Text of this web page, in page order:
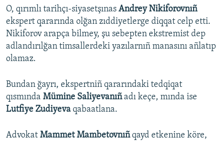
O, qırımlı tarihçı-siyasetşınas Andrey Nikiforovnıñ
ekspert qararında olğan zıddiyetlerge diqqat celp etti.
Nikiforov arapça bilmey, şu sebepten ekstremist dep
adlandırılğan timsallerdeki yazılarnıñ manasını añlatıp
olamaz.
Bundan ğayrı, ekspertniñ qararındaki tedqiqat
qısmında Mümine Saliyevanıñadı keçe, mında ise
Lutfiye Zudiyeva qabaatlana.
Advokat Mammet Mambetovnıñqayd etkenine köre,